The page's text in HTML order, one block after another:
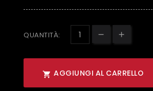
QUANTITÀ:
 AGGIUNGI AL CARRELLO